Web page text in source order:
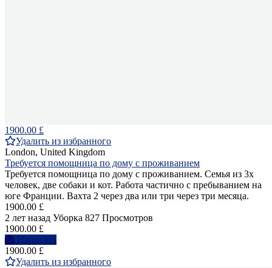
1900.00 £
Удалить из избранного
London, United Kingdom
Требуется помощница по дому с проживанием
Требуется помощница по дому с проживанием. Семья из 3х
человек, две собаки и кот. Работа частично с пребыванием на
юге Франции. Вахта 2 через два или три через три месяца.
1900.00 £
2 лет назад Уборка 827 Просмотров
1900.00 £
Написать
1900.00 £
Удалить из избранного